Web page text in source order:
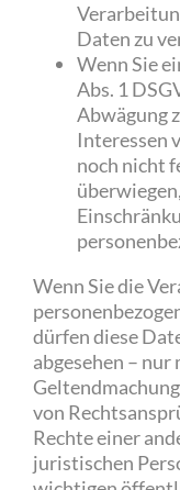
Daten zu
Wenn Sie
Abs. 1
Abwägung
Interessen
noch nicht
Wenn Sie die
dürfen diese
abgesehen –
von
Rechte einer
juristischen